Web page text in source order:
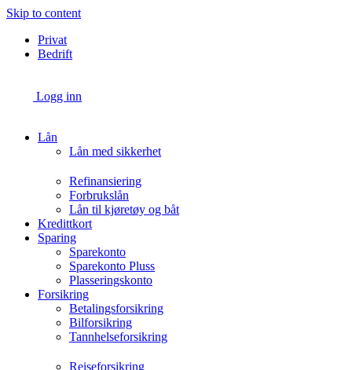
Skip to content
Privat
Bedrift
Logg inn
Lån
Lån med sikkerhet
Refinansiering
Forbrukslån
Lån til kjøretøy og båt
Kredittkort
Sparing
Sparekonto
Sparekonto Pluss
Plasseringskonto
Forsikring
Betalingsforsikring
Bilforsikring
Tannhelseforsikring
Reiseforsikring